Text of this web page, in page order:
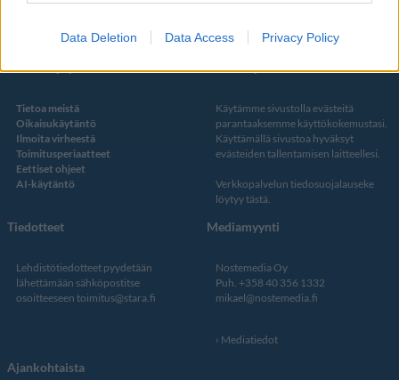
Data Deletion Data Access Privacy Policy
Kustantaja ja toimitus
Tietoa meistä
Oikaisukäytäntö
Ilmoita virheestä
Toimitusperiaatteet
Eettiset ohjeet
AI-käytäntö
Tietosuojalauseke
Käytämme sivustolla evästeitä
parantaaksemme käyttökokemustasi.
Käyttämällä sivustoa hyväksyt
evästeiden tallentamisen laitteellesi.
Verkkopalvelun tiedosuojalauseke
löytyy tästä
Tiedotteet
Lehdistötiedotteet pyydetään
lähettämään sähköpostitse
osoitteeseen toimitus@stara.fi
Mediamyynti
Nostemedia Oy
Puh. +358 40 356 1332
mikael@nostemedia.fi
Mediatiedot
Ajankohtaista